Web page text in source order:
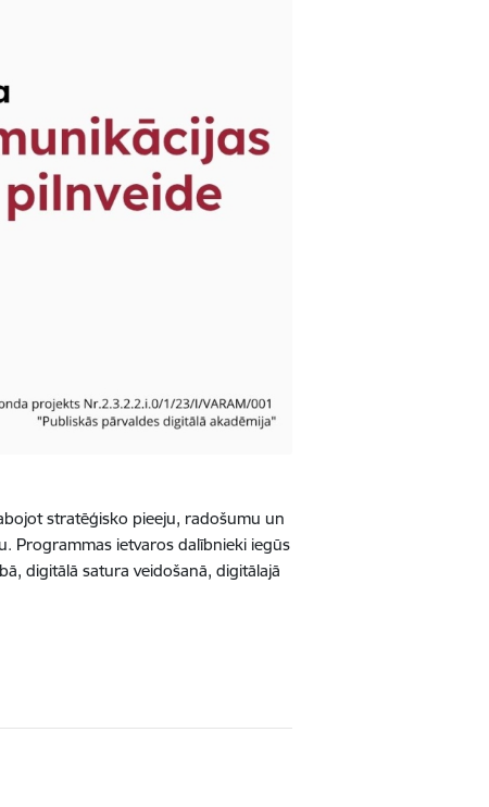
stratēģisko pieeju, radošumu un
Programmas ietvaros dalībnieki iegūs
digitālā satura veidošanā, digitālajā